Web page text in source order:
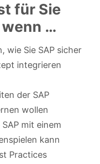
für Sie
…
wie Sie SAP sicher
integrieren
der SAP
wollen
mit einem
kann
Practices